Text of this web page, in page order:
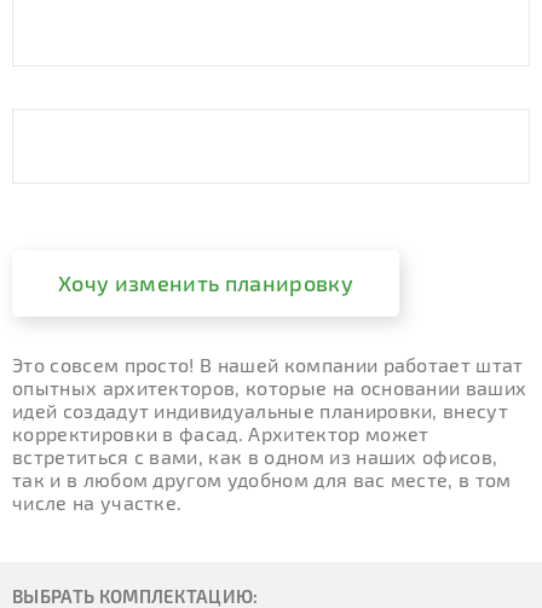
Хочу изменить планировку
Это совсем просто! В нашей компании работает штат
опытных архитекторов, которые на основании ваших
идей создадут индивидуальные планировки, внесут
корректировки в фасад. Архитектор может
встретиться с вами, как в одном из наших офисов,
так и в любом другом удобном для вас месте, в том
числе на участке.
ВЫБРАТЬ КОМПЛЕКТАЦИЮ: